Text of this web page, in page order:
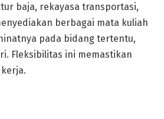
baja, rekayasa transportasi,
berbagai mata kuliah
pada bidang tertentu,
Fleksibilitas ini memastikan